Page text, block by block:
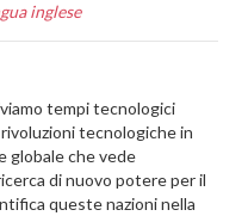
inglese
tempi tecnologici
tecnologiche in
globale che vede
di nuovo potere per il
queste nazioni nella